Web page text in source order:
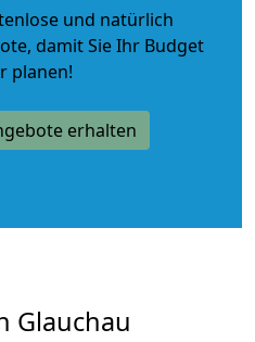
und natürlich
, damit Sie Ihr Budget
planen!
erhalten
Glauchau